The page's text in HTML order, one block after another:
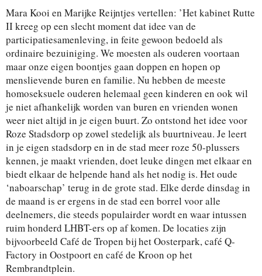
Mara Kooi en Marijke Reijntjes vertellen: ’Het kabinet Rutte
II kreeg op een slecht moment dat idee van de
participatiesamenleving, in feite gewoon bedoeld als
ordinaire bezuiniging. We moesten als ouderen voortaan
maar onze eigen boontjes gaan doppen en hopen op
menslievende buren en familie. Nu hebben de meeste
homoseksuele ouderen helemaal geen kinderen en ook wil
je niet afhankelijk worden van buren en vrienden wonen
weer niet altijd in je eigen buurt. Zo ontstond het idee voor
Roze Stadsdorp op zowel stedelijk als buurtniveau. Je leert
in je eigen stadsdorp en in de stad meer roze 50-plussers
kennen, je maakt vrienden, doet leuke dingen met elkaar en
biedt elkaar de helpende hand als het nodig is. Het oude
‘naboarschap’ terug in de grote stad. Elke derde dinsdag in
de maand is er ergens in de stad een borrel voor alle
deelnemers, die steeds populairder wordt en waar intussen
ruim honderd LHBT-ers op af komen. De locaties zijn
bijvoorbeeld Café de Tropen bij het Oosterpark, café Q-
Factory in Oostpoort en café de Kroon op het
Rembrandtplein.